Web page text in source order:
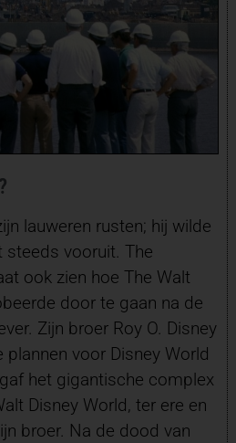
lauweren rusten; hij wilde
steeds vooruit. The
ook zien hoe The Walt
door te gaan na de
Zijn broer Roy O. Disney
voor Disney World
het gigantische complex
Disney World, ter ere en
broer. Na de dood van